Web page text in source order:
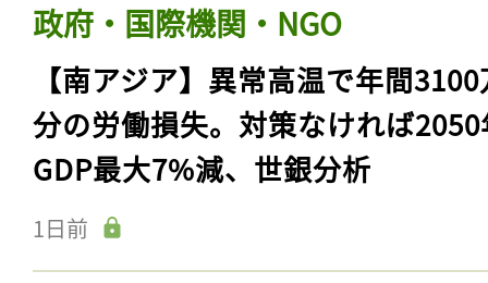
政府・国際機関・NGO
【南アジア】異常高温で年間
分の労働損失。対策なければ
GDP最大7%減、世銀分析
1日前